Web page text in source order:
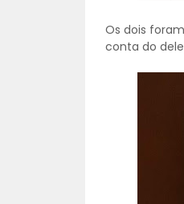
Os dois
conta do